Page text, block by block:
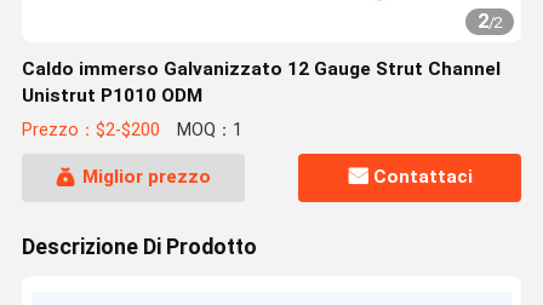
2/2
Caldo immerso Galvanizzato 12 Gauge Strut Channel
Unistrut P1010 ODM
Prezzo：$2-$200 MOQ：1
Miglior prezzo Contattaci
Descrizione Di Prodotto